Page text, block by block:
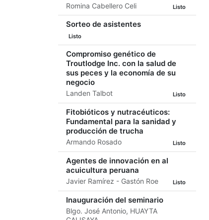
Romina Cabellero Celi Listo
Sorteo de asistentes
Listo
Compromiso genético de
Troutlodge Inc. con la salud de
sus peces y la economía de su
negocio
Landen Talbot Listo
Fitobióticos y nutracéuticos:
Fundamental para la sanidad y
producción de trucha
Armando Rosado Listo
Agentes de innovación en al
acuicultura peruana
Javier Ramírez - Gastón Roe Listo
Inauguración del seminario
Blgo. José Antonio, HUAYTA